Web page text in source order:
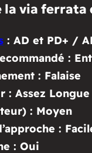
la via ferrata
: AD et PD+ /
:
: Falaise
: Assez Longue
: Moyen
:
: Oui